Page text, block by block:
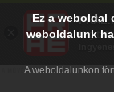
Ez a weboldal
weboldalunk
A weboldalunkon
Digital